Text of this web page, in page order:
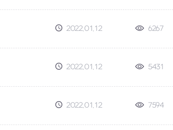
2022.01.12 6267
2022.01.12 5431
2022.01.12 7594